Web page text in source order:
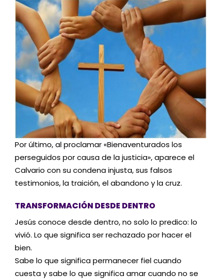
Por último, al proclamar «Bienaventurados los
perseguidos por causa de la justicia», aparece el
Calvario con su condena injusta, sus falsos
testimonios, la traición, el abandono y la cruz.
TRANSFORMACIÓN DESDE DENTRO
Jesús conoce desde dentro, no solo lo predico: lo
vivió. Lo que significa ser rechazado por hacer el
bien.
Sabe lo que significa permanecer fiel cuando
cuesta y sabe lo que significa amar cuando no se